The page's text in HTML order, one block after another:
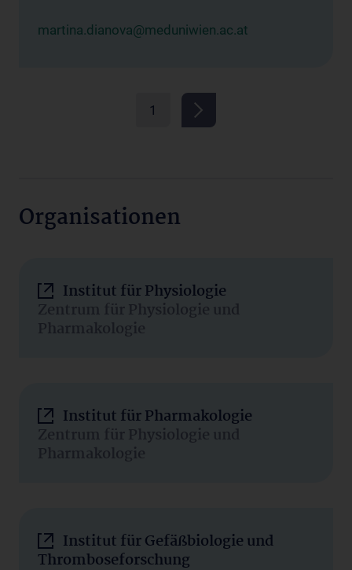
martina.dianova@meduniwien.ac.at
1
Organisationen
Institut für Physiologie
Zentrum für Physiologie und
Pharmakologie
Institut für Pharmakologie
Zentrum für Physiologie und
Pharmakologie
Institut für Gefäßbiologie und
Thromboseforschung